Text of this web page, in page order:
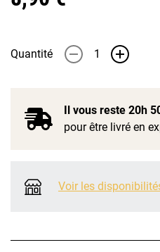
Quantité - +
Il vous reste 20h
pour être livré en
Voir les